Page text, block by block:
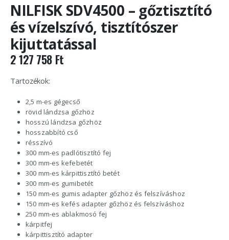
NILFISK SDV4500 – gőztisztító
és vízelszívó, tisztítószer
kijuttatással
2 127 758 Ft
Tartozékok:
2,5 m-es gégecső
rövid lándzsa gőzhöz
hosszú lándzsa gőzhöz
hosszabbító cső
résszívó
300 mm-es padlótisztító fej
300 mm-es kefebetét
300 mm-es kárpittisztító betét
300 mm-es gumibetét
150 mm-es gumis adapter gőzhöz és felszíváshoz
150 mm-es kefés adapter gőzhöz és felszíváshoz
250 mm-es ablakmosó fej
kárpitfej
kárpittisztító adapter